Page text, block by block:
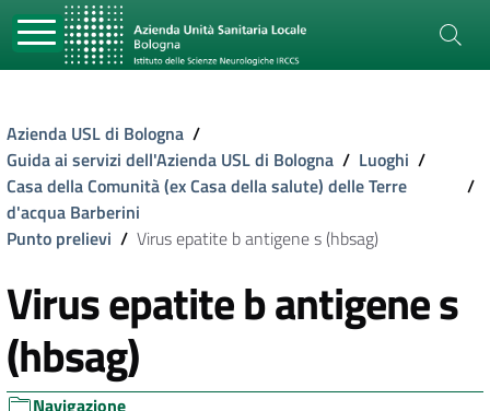
Azienda USL di Bologna /
Guida ai servizi dell'Azienda USL di Bologna / Luoghi /
Casa della Comunità (ex Casa della salute) delle Terre
d'acqua Barberini
/
Punto prelievi / Virus epatite b antigene s (hbsag)
Virus epatite b antigene s
(hbsag)
Navigazione